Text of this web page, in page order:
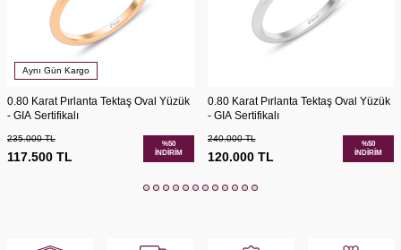
Aynı Gün Kargo
0.80 Karat Pırlanta Tektaş Oval Yüzük
- GIA Sertifikalı
235.000TL
117.500 TL
%50
İNDIRIM
0.80 Karat Pırlanta Tektaş Oval Yüzük
- GIA Sertifikalı
240.000TL
120.000TL
%50
İNDIRIM